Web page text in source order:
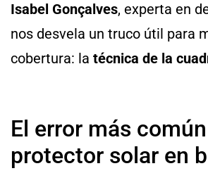
Isabel Gonçalves, experta en
nos desvela un truco útil para
cobertura: la técnica de la
El error más
protector solar en